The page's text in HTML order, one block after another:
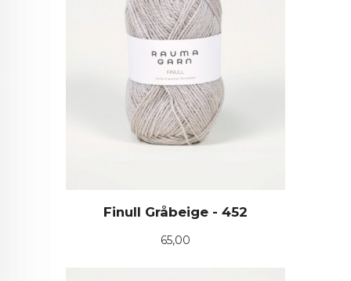
Finull Gråbeige - 452
Pris
65,00